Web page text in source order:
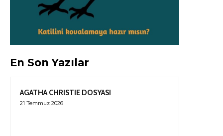
En Son Yazılar
AGATHA CHRISTIE DOSYASI
21 Temmuz 2026